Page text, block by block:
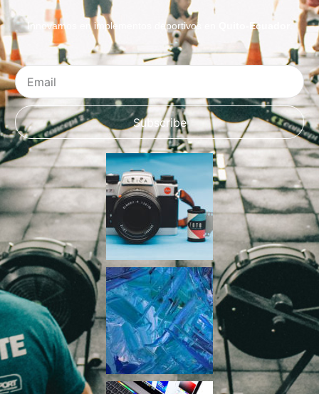
Innovamos en implementos deportivos en Quito-Ecuador
Email
Subscribe